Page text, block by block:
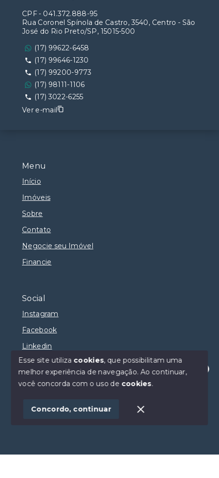
Olá! Estamos disponíveis para te ajudar.
Menu
Início
Imóveis
Sobre
Contato
Negocie seu Imóvel
Financie
Social
Instagram
Facebook
Linkedin
© Copyright 2026 - Selma Sumaya Corretora - Todos
SITE PARA IMOBILIARIA
CPF- 041.372.888-95
Rua Coronel Spínola de Castro, 3540, Centro - São
José do Rio Preto/SP, 15015-500
(17) 99622-6458
(17) 99646-1230
(17) 99200-9773
(17) 98111-1106
(17) 3022-6255
Ver e-mail
Esse site utiliza cookies, que possibilitam uma
melhor experiência de navegação.Ao continuar,
você concorda com o uso de cookies.
Concordo, continuar